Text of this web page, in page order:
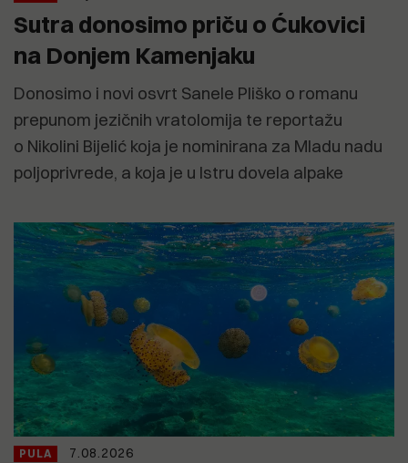
Sutra donosimo priču o Ćukovici
na Donjem Kamenjaku
Donosimo i novi osvrt Sanele Pliško o romanu
prepunom jezičnih vratolomija te reportažu
o Nikolini Bijelić koja je nominirana za Mladu nadu
poljoprivrede, a koja je u Istru dovela alpake
PULA 7.08.2026